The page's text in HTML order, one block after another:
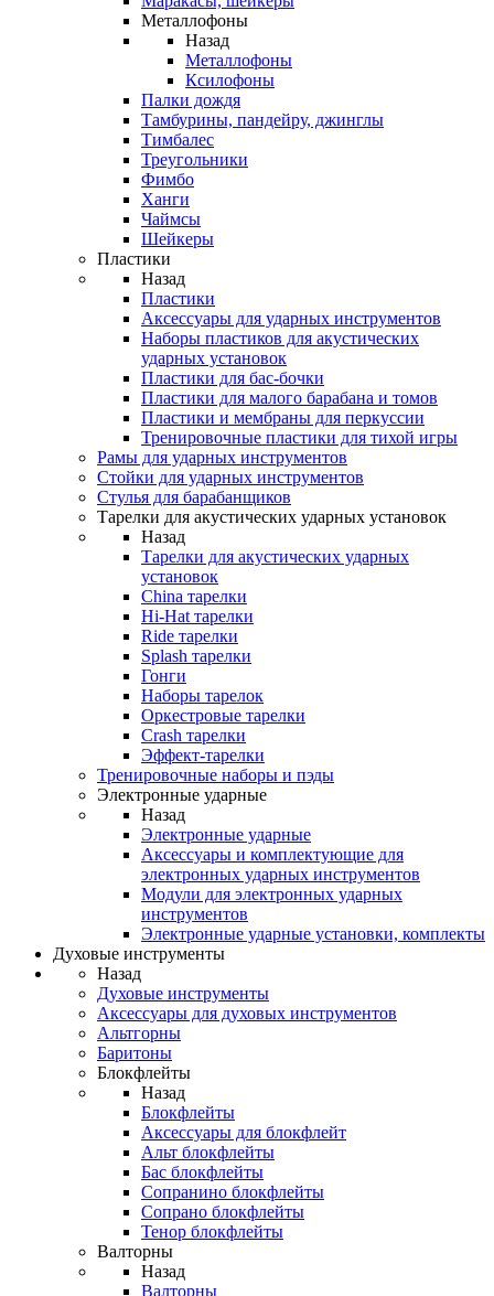
Металлофоны
Назад
Металлофоны
Ксилофоны
Палки дождя
Тамбурины, пандейру, джинглы
Тимбалес
Треугольники
Фимбо
Ханги
Чаймсы
Шейкеры
Пластики
Назад
Пластики
Аксессуары для ударных инструментов
Наборы пластиков для акустических
ударных установок
Пластики для бас-бочки
Пластики для малого барабана и томов
Пластики и мембраны для перкуссии
Тренировочные пластики для тихой игры
Рамы для ударных инструментов
Стойки для ударных инструментов
Стулья для барабанщиков
Тарелки для акустических ударных установок
Назад
Тарелки для акустических ударных
установок
China тарелки
Hi-Hat тарелки
Ride тарелки
Splash тарелки
Гонги
Наборы тарелок
Оркестровые тарелки
Сrash тарелки
Эффект-тарелки
Тренировочные наборы и пэды
Электронные ударные
Назад
Электронные ударные
Аксессуары и комплектующие для
электронных ударных инструментов
Модули для электронных ударных
инструментов
Электронные ударные установки, комплекты
Духовые инструменты
Назад
Духовые инструменты
Аксессуары для духовых инструментов
Альтгорны
Баритоны
Блокфлейты
Назад
Блокфлейты
Аксессуары для блокфлейт
Альт блокфлейты
Бас блокфлейты
Сопранино блокфлейты
Сопрано блокфлейты
Тенор блокфлейты
Валторны
Назад
Валторны